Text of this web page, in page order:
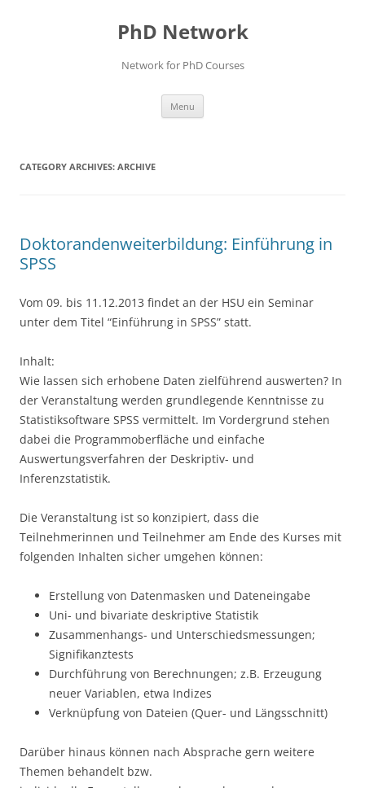
PhD Network
Network for PhD Courses
Menu
CATEGORY ARCHIVES: ARCHIVE
Doktorandenweiterbildung: Einführung in
SPSS
Vom 09. bis 11.12.2013 findet an der HSU ein Seminar
unter dem Titel “Einführung in SPSS” statt.
Inhalt:
Wie lassen sich erhobene Daten zielführend auswerten? In
der Veranstaltung werden grundlegende Kenntnisse zu
Statistiksoftware SPSS vermittelt. Im Vordergrund stehen
dabei die Programmoberfläche und einfache
Auswertungsverfahren der Deskriptiv- und
Inferenzstatistik.
Die Veranstaltung ist so konzipiert, dass die
Teilnehmerinnen und Teilnehmer am Ende des Kurses mit
folgenden Inhalten sicher umgehen können:
Erstellung von Datenmasken und Dateneingabe
Uni- und bivariate deskriptive Statistik
Zusammenhangs- und Unterschiedsmessungen;
Signifikanztests
Durchführung von Berechnungen; z.B. Erzeugung
neuer Variablen, etwa Indizes
Verknüpfung von Dateien (Quer- und Längsschnitt)
Darüber hinaus können nach Absprache gern weitere
Themen behandelt bzw.